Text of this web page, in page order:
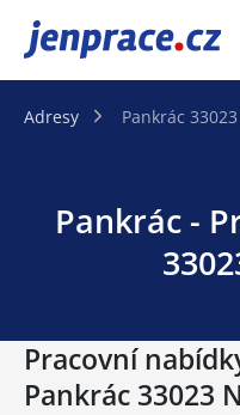
JenPráce.cz
Adresy Pankrác
Pankrác -
Pracovní
Pankrác 33023